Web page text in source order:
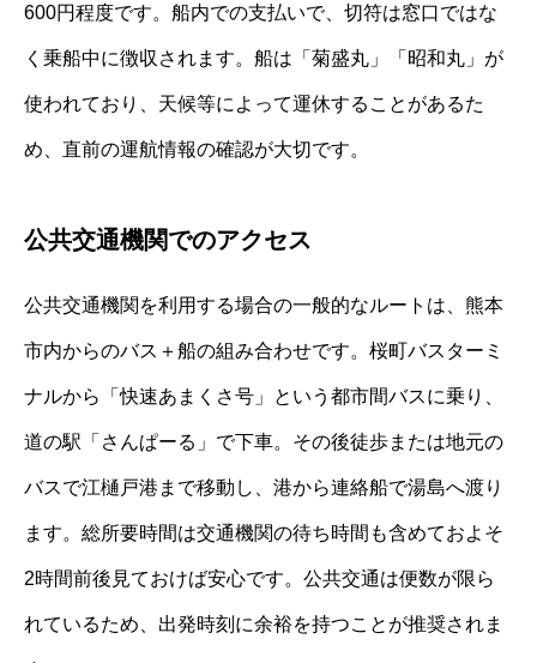
600円程度です。船内での支払いで、切符は窓口ではな
く乗船中に徴収されます。船は「菊盛丸」「昭和丸」が
使われており、天候等によって運休することがあるた
め、直前の運航情報の確認が大切です。
公共交通機関でのアクセス
公共交通機関を利用する場合の一般的なルートは、熊本
市内からのバス＋船の組み合わせです。桜町バスターミ
ナルから「快速あまくさ号」という都市間バスに乗り、
道の駅「さんぱーる」で下車。その後徒歩または地元の
バスで江樋戸港まで移動し、港から連絡船で湯島へ渡り
ます。総所要時間は交通機関の待ち時間も含めておよそ
2時間前後見ておけば安心です。公共交通は便数が限ら
れているため、出発時刻に余裕を持つことが推奨されま